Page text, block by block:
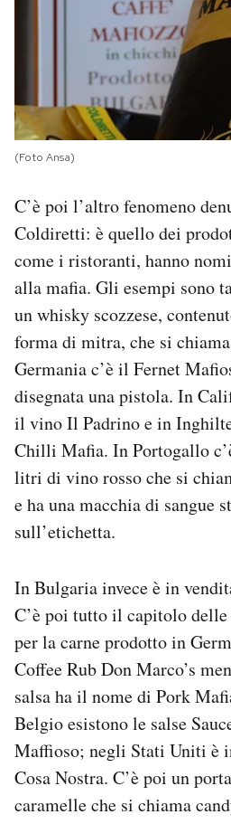
(Foto Ansa)
C’è poi l’altro fenomeno
Coldiretti: è quello dei
come i ristoranti, hanno
alla mafia. Gli esempi sono
un whisky scozzese,
forma di mitra, che si
Germania c’è il Fernet
disegnata una pistola. In
il vino Il Padrino e in
Chilli Mafia. In Portogallo
litri di vino rosso che si
e ha una macchia di sangue
sull’etichetta.
In Bulgaria invece è in
C’è poi tutto il capitolo
per la carne prodotto in
Coffee Rub Don Marco’s
salsa ha il nome di Pork
Belgio esistono le salse
Maffioso; negli Stati Uniti è
Cosa Nostra. C’è poi un
caramelle che si chiama